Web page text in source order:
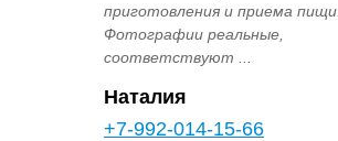
приготовления и приема пищи.
Фотографии реальные,
соответствуют ...
Наталия
+7-992-014-15-66